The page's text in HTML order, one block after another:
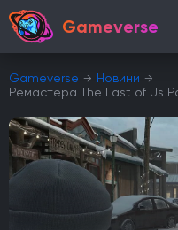
Gameverse
Gameverse
Новини
Ремастера The Last of Us